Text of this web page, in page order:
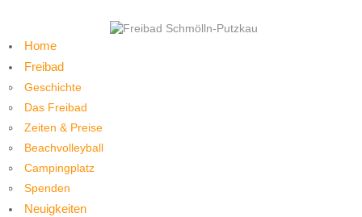
Home
Freibad
Geschichte
Das Freibad
Zeiten & Preise
Beachvolleyball
Campingplatz
Spenden
Neuigkeiten